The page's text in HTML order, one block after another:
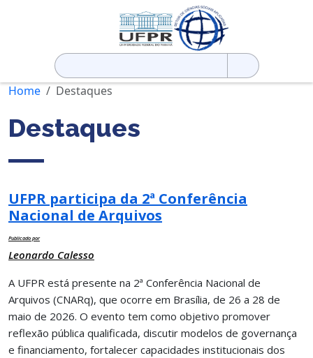
Pesquisar
por:
Home
Destaques
Destaques
UFPR participa da 2ª Conferência
Nacional de Arquivos
Publicado por
Leonardo Calesso
A UFPR está presente na 2ª Conferência Nacional de
Arquivos (CNARq), que ocorre em Brasília, de 26 a 28 de
maio de 2026. O evento tem como objetivo promover
reflexão pública qualificada, discutir modelos de governança
e financiamento, fortalecer capacidades institucionais dos